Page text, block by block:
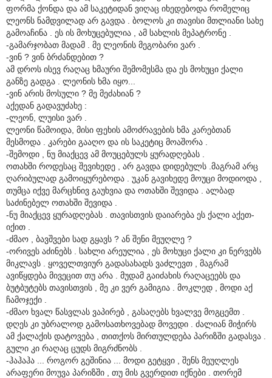
ფორმა ქონდა და ამ საკეტიდან ვიღაც იხედებოდა რომელიც
ლეონს ნამდვილად არ გავდა . ბოლოს კი თავისი მთლიანი სახე
გამოაჩინა . ეს ის მოხუცებულია , ამ სახლის მეპატრონე .
-გამარჯობათ მადამ . მე ლეონის მეგობარი ვარ .
-ვინ ? ვინ ბრძანდებით ?
ამ დროს ისევ რაღაც ხმაური შემომესმა და ეს მოხუცი ქალი
განზე გადგა . ლეონის ხმა იყო...
-ვინ არის მოსული ? მე მეძახიან ?
აქედან გადავუძახე :
-ლეონ, ლუისი ვარ .
ლეონი წამოიდა, მისი ფეხის ამოძრავების ხმა კარებთან
მესმოდა . კარები გააღო და ის საკეტიც მოაშორა .
-შემოდი , ნუ მიაქცევ ამ მოუცებულს ყურადღებას .
ოთახში როდესაც შევიხედე , არ გავდა დიდებულს .მაგრამ არც
ღარიბულად გამოიყურებოდა . უკან გავიხედე მოუცი მოდიოდა ,
თუმცა იქვე მარცხნივ გაუხვია და ოთახში შევიდა . ალბად
საძინებელ ოთახში შევიდა .
-ნუ მიაქცევ ყურადღებას . თავისთვის დაიარება ეს ქალი აქეთ-
იქით .
-ძმაო , ბავშვები სად გყავს ? ან შენი მეუღლე ?
-ორივეს აძინებს . სახლი არეულია , ეს მოხუცი ქალი კი ნერვებს
მიკლავს . ყოველთვიურ გადასახადს ვაძლევთ , მაგრამ
ავიწყდება მივეცით თუ არა . მუდამ გაიძახის რაღაცეებს და
ბუტბუტებს თავისთვის , მე კი ვერ გამიგია . მოკლედ , მოდი აქ
ჩამოჯექი .
-ძმაო ხვალ წასვლას ვაპირებ , გასაღებს ხვალვე მოგცემთ .
დღეს კი უბრალოდ გამოსათხოვებად მოვედი . ძალიან მიჭირს
ამ ქალაქის დატოვება , თითქოს მირთულდება პარიზში გადასვა .
გული კი რაღაც ცუდს მიგრძნობს .
-ჰაჰაჰა ... როგორ გეშინია ... მოდი გეტყვი , შენს მეუღლეს
არაფერი მოუვა პარიზში , თუ მის გვერდით იქნები . თორემ